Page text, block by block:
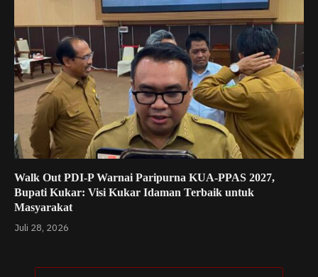
Walk Out PDI-P Warnai Paripurna KUA-PPAS 2027,
Bupati Kukar: Visi Kukar Idaman Terbaik untuk
Masyarakat
Juli 28, 2026